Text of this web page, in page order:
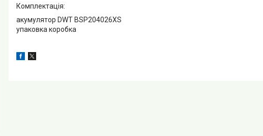
Комплектація:
акумулятор DWT BSP204026XS
упаковка коробка